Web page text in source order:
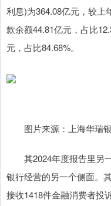
利息)为364.08亿元，较上
款余额44.81亿元，占比
元，占比84.68%。
图片来源：上海华瑞
其2024年度报告里另
银行经营的另一个侧面。
接收1418件金融消费者投